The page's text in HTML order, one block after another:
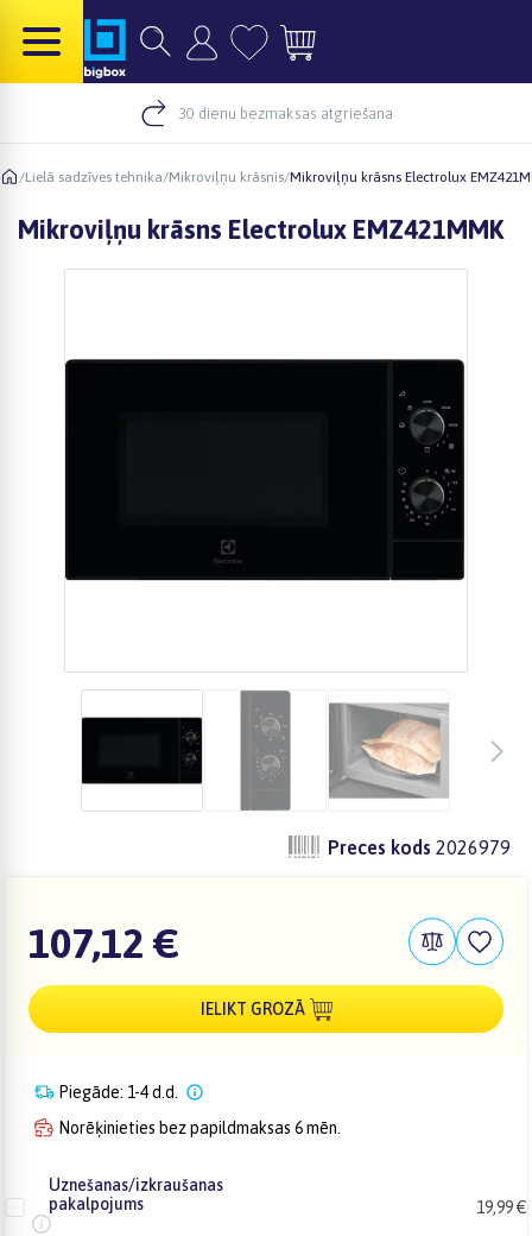
30 dienu bezmaksas atgriešana
/Lielā sadzīves tehnika/Mikroviļņu krāsnis/Mikroviļņu krāsns Electrolux
Mikroviļņu krāsns Electrolux EMZ421MMK
Preces kods 2026979
107,12 €
IELIKT GROZĀ
Piegāde: 1-4 d.d.
Norēķinieties bez papildmaksas 6 mēn.
Uznešanas/izkraušanas
pakalpojums
19,99 €